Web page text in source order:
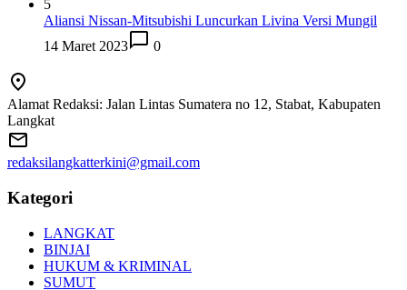
5
Aliansi Nissan-Mitsubishi Luncurkan Livina Versi Mungil
14 Maret 2023
0
Alamat Redaksi: Jalan Lintas Sumatera no 12, Stabat, Kabupaten
Langkat
redaksilangkatterkini@gmail.com
Kategori
LANGKAT
BINJAI
HUKUM & KRIMINAL
SUMUT